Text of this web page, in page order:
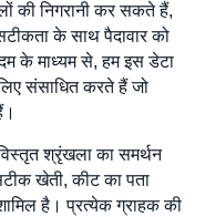
की निगरानी कर सकते हैं,
के साथ पैदावार को
के माध्यम से, हम इस डेटा
संसाधित करते हैं जो
श्रृंखला का समर्थन
खेती, कीट का पता
है। प्रत्येक ग्राहक की